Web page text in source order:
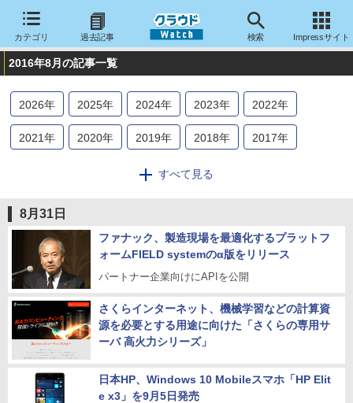
カテゴリ 過去記事 検索 Impressサイト
2016年8月の記事一覧
2026年 2025年 2024年 2023年 2022年
2021年 2020年 2019年 2018年 2017年
2014年 2013
2006年 2005年 2004 年
すべて見る
8月31日
ファナック、製造現場を最適化するプラットフ
ォームFIELD systemのα版をリリース
パートナー企業向けにAPIを公開
さくらインターネット、機械学習などの計算資
源を必要とする用途に向けた「さくらの専用サ
ーバ 高火力シリーズ」
日本HP、Windows 10 Mobileスマホ「HP Elit
e x3」を9月5日発売